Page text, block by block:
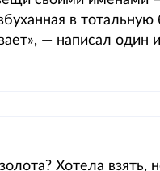
в
— написал один
Хотела